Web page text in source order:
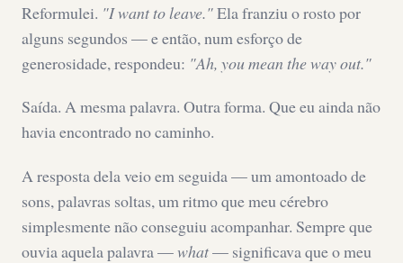
Reformulei. "I want to leave."Ela franziu o rosto por
alguns segundos — e então, num esforço de
generosidade, respondeu: "Ah, you mean the way out."
Saída. A mesma palavra. Outra forma. Que eu ainda não
havia encontrado no caminho.
A resposta dela veio em seguida — um amontoado de
sons, palavras soltas, um ritmo que meu cérebro
simplesmente não conseguiu acompanhar. Sempre que
ouvia aquela palavra —what— significava que o meu